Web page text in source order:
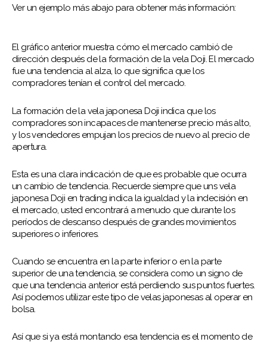
Ver un ejemplo más abajo para obtener más información:
El gráfico anterior muestra cómo el mercado cambió de
dirección después de la formación de la vela Doji. El mercado
fue una tendencia al alza, lo que significa que los
compradores tenían el control del mercado.
La formación de la vela japonesa Doji indica que los
compradores son incapaces de mantenerse precio más alto,
y los vendedores empujan los precios de nuevo al precio de
apertura.
Esta es una clara indicación de que es probable que ocurra
un cambio de tendencia. Recuerde siempre que uns vela
japonesa Doji en trading indica la igualdad y la indecisión en
el mercado, usted encontrará a menudo que durante los
períodos de descanso después de grandes movimientos
superiores o inferiores.
Cuando se encuentra en la parte inferior o en la parte
superior de una tendencia, se considera como un signo de
que una tendencia anterior está perdiendo sus puntos fuertes.
Así podemos utilizar este tipo de velas japonesas al operar en
bolsa.
Así que si ya está montando esa tendencia es el momento de